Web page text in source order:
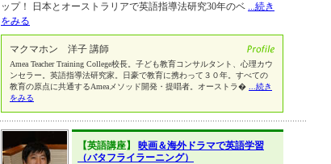
ップ！ 日本とオーストラリアで英語指導法研究30年のベ ...続き
をみる
マクマホン 洋子 講師
Amea Teacher Training College校長。子ども教育コンサルタント、心理カウ
ンセラー。英語指導法研究家。日豪で教育に携わって３０年。すべての
教育の原点に共通するAmeaメソッド開発・提唱者。オーストラ�
...続き
をみる
【英語講座】 映画＆海外ドラマで英語学習
（バタフライラーニング）